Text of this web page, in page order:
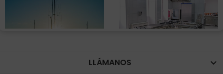
LLÁMANOS 